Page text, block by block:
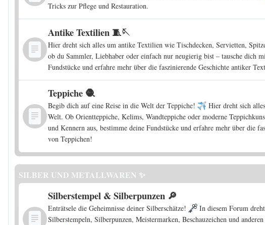
Tricks zur Pflege und Restauration.
Antike Textilien 🧵🪡
Hier dreht sich alles um antike Textilien wie Tischdecken, Servietten,
ob du Sammler, Liebhaber oder einfach nur neugierig bist – tausche dich
Fundstücke und erfahre mehr über die faszinierende Geschichte antiker
Teppiche 🧶
Begib dich auf eine Reise in die Welt der Teppiche!
Hier dreht sich
Welt. Ob Orientteppiche, Kelims, Wandteppiche oder moderne
und Kennern aus, bestimme deine Fundstücke und erfahre mehr über die
von Teppichen!
SILBER UND METALLWAREN ✨
Silberstempel & Silberpunzen 🔎
Enträtsele die Geheimnisse deiner Silberschätze!
In diesem Forum
Silberstempeln, Silberpunzen, Meistermarken, Beschauzeichen und